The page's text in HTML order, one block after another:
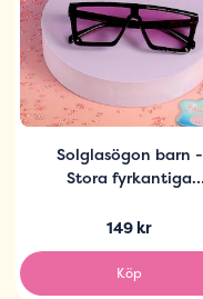
Solglasögon barn -
Stora fyrkantiga
149 kr
Köp